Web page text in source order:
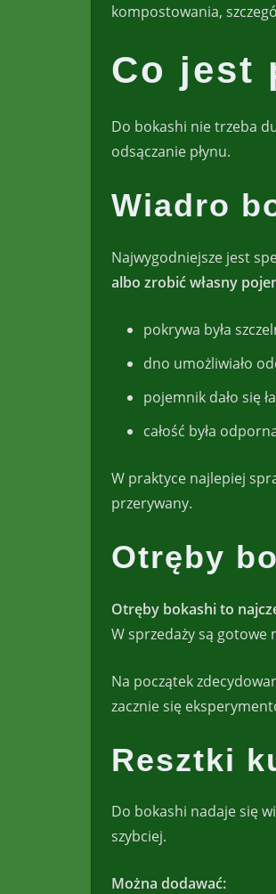
kompostowania,
Co jest
Do bokashi nie trzeba
odsączanie płynu.
Wiadro
Najwygodniejsze jest
albo zrobić własny
pokrywa była
dno umożliwiało
pojemnik dało się
całość była
W praktyce najlepiej
przerywany.
Otręby
Otręby bokashi to
W sprzedaży są
Na początek
zacznie się
Resztki
Do bokashi nadaje się
szybciej.
Można dodawać: